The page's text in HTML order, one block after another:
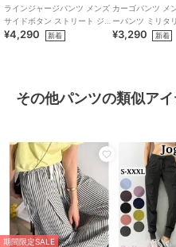
ジョガーパンツメンズはオーバ
グTシャツと合わせてYラインス
ウェアとしても活躍するスウェ
ジョガーパンツ スウェットパン
イズ ジョガーパンツ【カラー展
【素材】スウェット
【シルエット】テーパード裾しぼ
■スタイルタグ
ジョガーパンツ スウェットパン
ラインジャージパンツ メンズ
サイドボタン ストリート ジ
ョガーパンツ 大きいサイズ
¥4,290 新着
カーゴパンツ メ
ーパンツ ミリタ
サイズ ストリー
¥3,290 新着
その他パンツの類似ア
期間限定SALE